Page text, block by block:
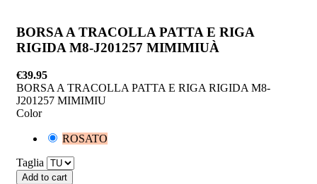
BORSA A TRACOLLA PATTA E RIGA
RIGIDA M8-J201257 MIMIMIUÀ
€39.95
BORSA A TRACOLLA PATTA E RIGA RIGIDA M8-
J201257 MIMIMIU
Color
ROSATO
Taglia
Add to cart